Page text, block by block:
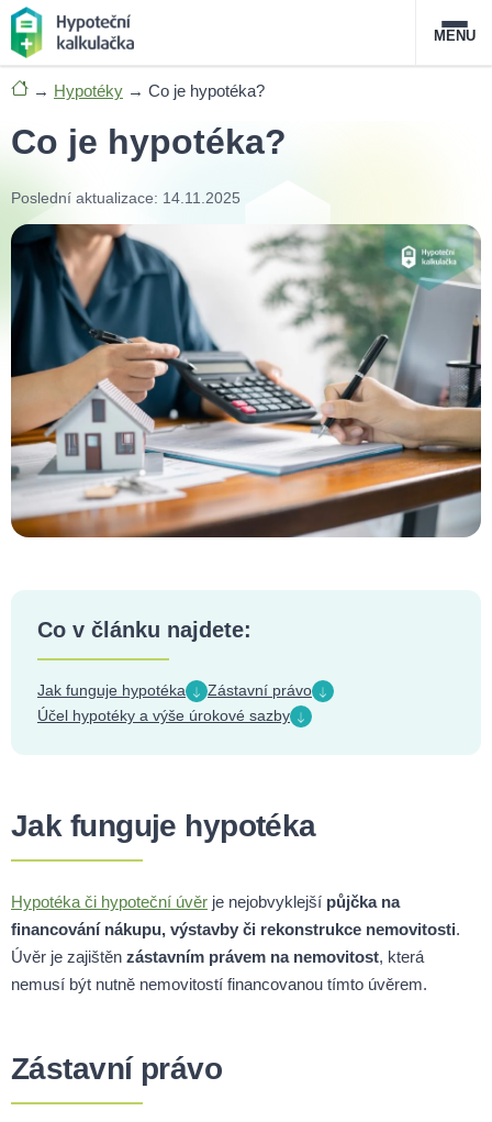
Nabídka hypoték
Magazín
Průvodce hypotékami
O službě FAQSlovník pojmů
MENU
→ Hypotéky → Co je hypotéka?
Co je hypotéka?
Poslední aktualizace: 14.11.2025
Co v článku najdete:
Jak funguje hypotéka
Zástavní právo
Účel hypotéky a výše úrokové sazby
Jak funguje hypotéka
Hypotéka či hypoteční úvěr je nejobvyklejší půjčka na
financování nákupu, výstavby či rekonstrukce nemovitosti.
Úvěr je zajištěn zástavním právem na nemovitost, která
nemusí být nutně nemovitostí financovanou tímto úvěrem.
Zástavní právo